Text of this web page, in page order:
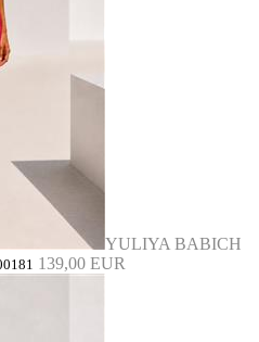
YULIYA BABICH
139,00 EUR